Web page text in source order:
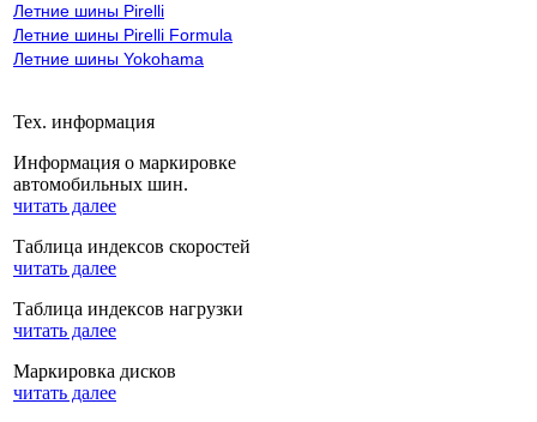
Летние шины Pirelli
Летние шины Pirelli Formula
Летние шины Yokohama
Тех. информация
Информация о маркировке
автомобильных шин.
читать далее
Таблица индексов скоростей
читать далее
Таблица индексов нагрузки
читать далее
Маркировка дисков
читать далее